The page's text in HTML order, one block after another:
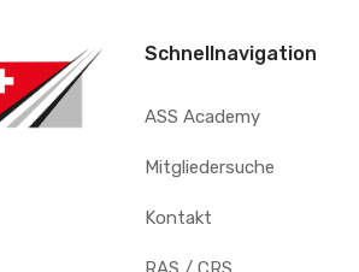
Schnellnavigation
ASS Academy
Mitgliedersuche
Kontakt